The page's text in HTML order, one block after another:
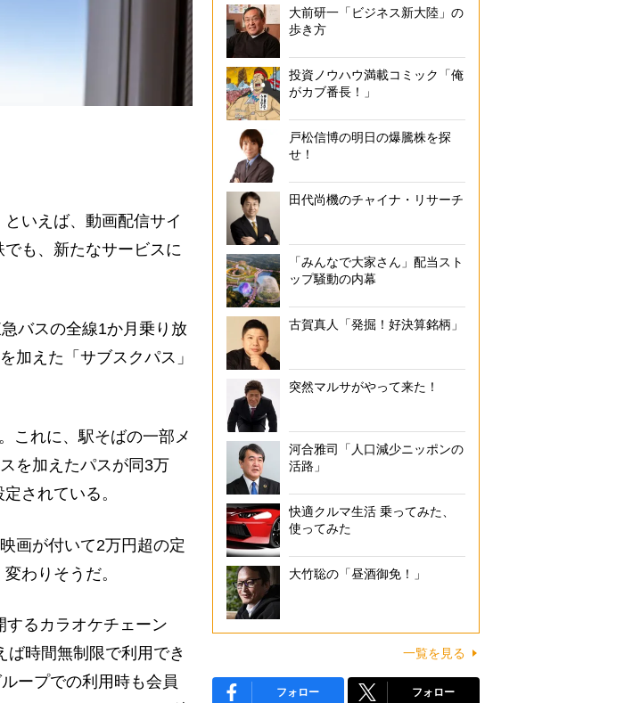
いえば、動画配信サイ
も、新たなサービスに
バスの全線1か月乗り放
加えた「サブスクパス」
これに、駅そばの一部メ
を加えたパスが同3万
されている。
画が付いて2万円超の定
わりそうだ。
るカラオケチェーン
ば時間無制限で利用でき
ープでの利用時も会員
大前研一「ビジネス新大陸」の
歩き方
投資ノウハウ満載コミック「俺
がカブ番長！」
戸松信博の明日の爆騰株を探
せ！
田代尚機のチャイナ・リサーチ
「みんなで大家さん」配当スト
ップ騒動の内幕
古賀真人「発掘！好決算銘柄」
突然マルサがやって来た！
河合雅司「人口減少ニッポンの
活路」
快適クルマ生活 乗ってみた、
使ってみた
大竹聡の「昼酒御免！」
一覧を見る
フォロー フォロー